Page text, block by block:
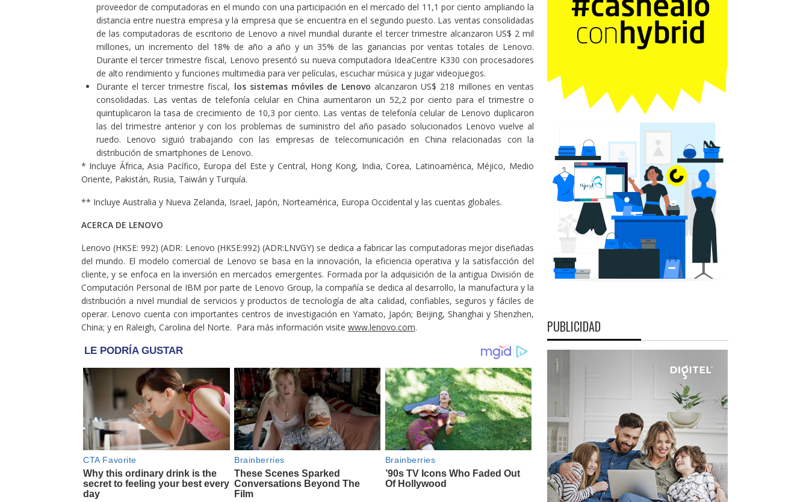
proveedor de computadoras en el mundo con una participación en el mercado del 11,1 por ciento ampliando la
distancia entre nuestra empresa y la empresa que se encuentra en el segundo puesto. Las ventas consolidadas
de las computadoras de escritorio de Lenovo a nivel mundial durante el tercer trimestre alcanzaron US$ 2 mil
millones, un incremento del 18% de año a año y un 35% de las ganancias por ventas totales de Lenovo.
Durante el tercer trimestre fiscal, Lenovo presentó su nueva computadora IdeaCentre K330 con procesadores
de alto rendimiento y funciones multimedia para ver películas, escuchar música y jugar videojuegos.
Durante el tercer trimestre fiscal, los sistemas móviles de Lenovo alcanzaron US$ 218 millones en ventas
consolidadas. Las ventas de telefonía celular en China aumentaron un 52,2 por ciento para el trimestre o
quintuplicaron la tasa de crecimiento de 10,3 por ciento. Las ventas de telefonía celular de Lenovo duplicaron
las del trimestre anterior y con los problemas de suministro del año pasado solucionados Lenovo vuelve al
ruedo. Lenovo siguió trabajando con las empresas de telecomunicación en China relacionadas con la
distribución de smartphones de Lenovo.
* Incluye África, Asia Pacífico, Europa del Este y Central, Hong Kong, India, Corea, Latinoamérica, Méjico, Medio
Oriente, Pakistán, Rusia, Taiwán y Turquía.
** Incluye Australia y Nueva Zelanda, Israel, Japón, Norteamérica, Europa Occidental y las cuentas globales.
ACERCA DE LENOVO
Lenovo (HKSE: 992) (ADR: Lenovo (HKSE:992) (ADR:LNVGY) se dedica a fabricar las computadoras mejor diseñadas
del mundo. El modelo comercial de Lenovo se basa en la innovación, la eficiencia operativa y la satisfacción del
cliente, y se enfoca en la inversión en mercados emergentes. Formada por la adquisición de la antigua División de
Computación Personal de IBM por parte de Lenovo Group, la compañía se dedica al desarrollo, la manufactura y la
distribución a nivel mundial de servicios y productos de tecnología de alta calidad, confiables, seguros y fáciles de
operar. Lenovo cuenta con importantes centros de investigación en Yamato, Japón; Beijing, Shanghai y Shenzhen,
China; y en Raleigh, Carolina del Norte. Para más información visite www.lenovo.com. PUBLICIDAD